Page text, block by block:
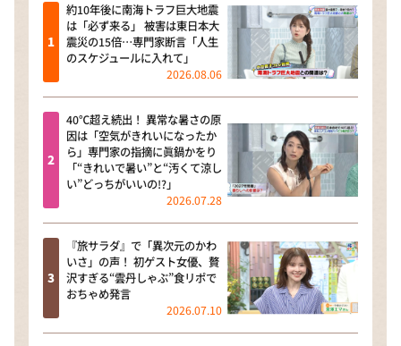
約10年後に南海トラフ巨大地震
は「必ず来る」 被害は東日本大
震災の15倍…専門家断言「人生
のスケジュールに入れて」
2026.08.06
40℃超え続出！ 異常な暑さの原
因は「空気がきれいになったか
ら」専門家の指摘に眞鍋かをり
「“きれいで暑い”と“汚くて涼し
い”どっちがいいの!?」
2026.07.28
『旅サラダ』で「異次元のかわ
いさ」の声！ 初ゲスト女優、贅
沢すぎる“雲丹しゃぶ”食リポで
おちゃめ発言
2026.07.10